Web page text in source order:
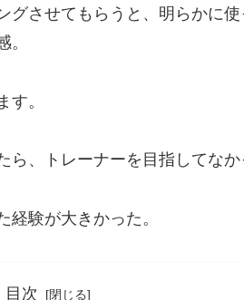
させてもらうと、明らかに使
。
す。
、トレーナーを目指してなか
験が大きかった。
目次